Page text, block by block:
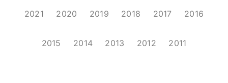
2021 2020 2019 2018 2017 2016
2015 2014 2013 2012 2011